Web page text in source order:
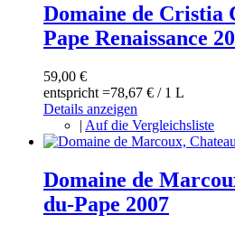
Domaine de Cristia
Pape Renaissance
59,00 €
entspricht =78,67 € / 1 L
Details anzeigen
| Auf die Vergleichsliste
Domaine de
du-Pape 2007